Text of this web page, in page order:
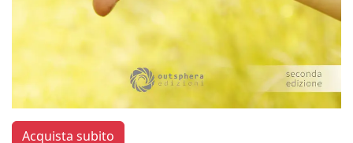
Acquista subito